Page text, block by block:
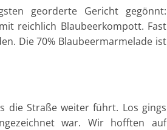
georderte Gericht gegönnt:
reichlich Blaubeerkompott. Fast
Die 70% Blaubeermarmelade ist
die Straße weiter führt. Los gings
war. Wir hofften auf